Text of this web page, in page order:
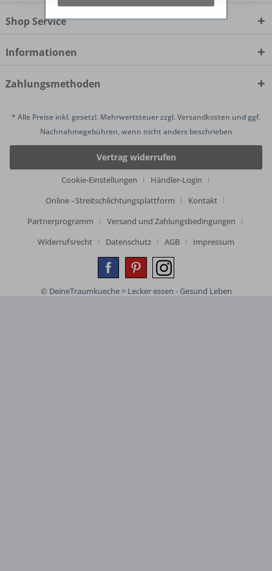
Shop Service
Informationen
Zahlungsmethoden
* Alle Preise inkl. gesetzl. Mehrwertsteuer zzgl.Versandkosten und ggf.
Nachnahmegebühren, wenn nicht anders beschrieben
Vertrag widerrufen
Cookie-Einstellungen
Händler-Login
Online –Streitschlichtungsplattform
Kontakt
Partnerprogramm
Versand und Zahlungsbedingungen
Widerrufsrecht
Datenschutz AGB Impressum
© DeineTraumkueche = Lecker essen - Gesund Leben